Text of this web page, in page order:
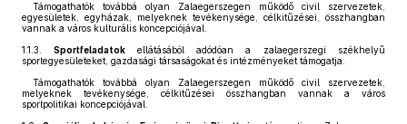
Támogathatók továbbá olyan Zalaegerszegen működő civil szervezetek,
egyesületek, egyházak, melyeknek tevékenysége, célkitűzései, összhangban
vannak a város kulturális koncepciójával.
1.1.3.
Sportfeladatok ellátásából adódóan a zalaegerszegi székhelyű
sportegyesületeket, gazdasági társaságokat és intézményeket támogatja.
Támogathatók továbbá olyan Zalaegerszegen működő civil szervezetek,
melyeknek tevékenysége, célkitűzései összhangban vannak a város
sportpolitikai koncepciójával.